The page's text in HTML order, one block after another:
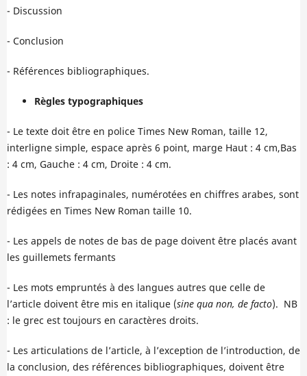
- Discussion
- Conclusion
- Références bibliographiques.
Règles typographiques
- Le texte doit être en police Times New Roman, taille 12,
interligne simple, espace après 6 point, marge Haut : 4 cm,Bas
: 4 cm, Gauche : 4 cm, Droite : 4 cm.
- Les notes infrapaginales, numérotées en chiffres arabes, sont
rédigées en Times New Roman taille 10.
- Les appels de notes de bas de page doivent être placés avant
les guillemets fermants
- Les mots empruntés à des langues autres que celle de
l’article doivent être mis en italique (sine qua non, de facto). NB
: le grec est toujours en caractères droits.
- Les articulations de l’article, à l’exception de l’introduction, de
la conclusion, des références bibliographiques, doivent être